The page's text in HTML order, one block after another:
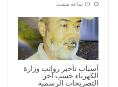
أسباب تأخير رواتب وزارة
الكهرباء حسب آخر
التصريحات الرسمية